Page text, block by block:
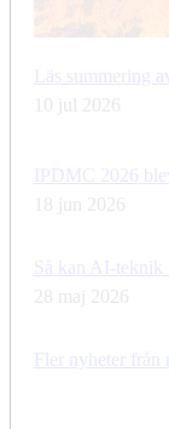
Läs summering
10 jul 2026
IPDMC 2026
18 jun 2026
Så kan AI-teknik
28 maj 2026
Fler nyheter från